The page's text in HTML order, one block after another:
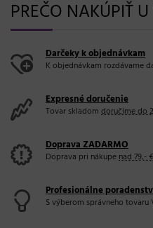
PREČO NAKÚPIŤ
Darčeky k objednávkam
K objednávkam rozdávame
Expresné doručenie
Tovar skladom doručíme do
Doprava ZADARMO
Doprava pri nákupenad 79,- €
Profesionálne
S výberom správneho